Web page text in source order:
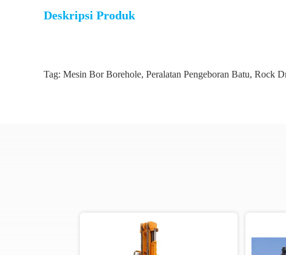
Deskripsi Produk
Tag: Mesin Bor Borehole, Peralatan Pengeboran Batu, Rock